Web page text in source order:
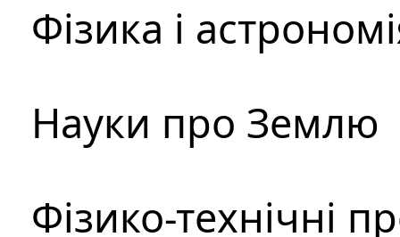
Фізика і
Науки про Землю
Фізико-технічні